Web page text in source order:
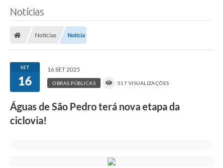
Notícias
Notícias Notícia
SET
16
16 SET 2025
OBRAS PÚBLICAS 517 VISUALIZAÇÕES
Águas de São Pedro terá nova etapa da
ciclovia!